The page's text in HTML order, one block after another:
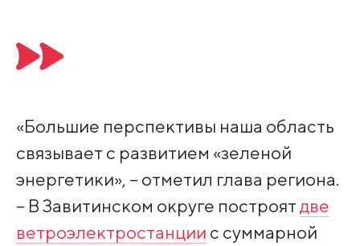
«Большие перспективы наша область
связывает с развитием «зеленой
энергетики», – отметил глава региона.
– В Завитинском округе построятдве
ветроэлектростанции с суммарной